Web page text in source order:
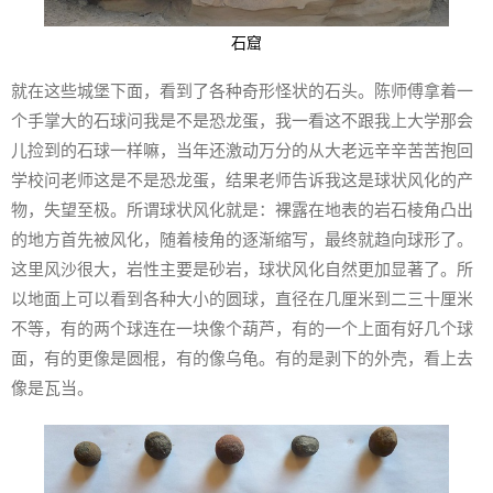
石窟
就在这些城堡下面，看到了各种奇形怪状的石头。陈师傅拿着一
个手掌大的石球问我是不是恐龙蛋，我一看这不跟我上大学那会
儿捡到的石球一样嘛，当年还激动万分的从大老远辛辛苦苦抱回
学校问老师这是不是恐龙蛋，结果老师告诉我这是球状风化的产
物，失望至极。所谓球状风化就是：裸露在地表的岩石棱角凸出
的地方首先被风化，随着棱角的逐渐缩写，最终就趋向球形了。
这里风沙很大，岩性主要是砂岩，球状风化自然更加显著了。所
以地面上可以看到各种大小的圆球，直径在几厘米到二三十厘米
不等，有的两个球连在一块像个葫芦，有的一个上面有好几个球
面，有的更像是圆棍，有的像乌龟。有的是剥下的外壳，看上去
像是瓦当。